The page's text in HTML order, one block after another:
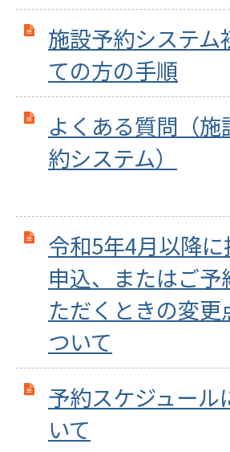
施設予約システム
ての方の手順
よくある質問（施
約システム）
令和5年4月以降に
申込、またはご予
ただくときの変更
ついて
予約スケジュール
いて